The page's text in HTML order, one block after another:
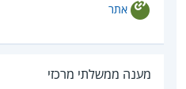
אתר
מענה ממשלתי מרכזי